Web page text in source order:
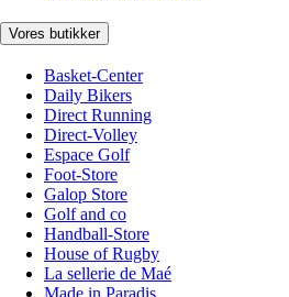
Vores butikker
Basket-Center
Daily Bikers
Direct Running
Direct-Volley
Espace Golf
Foot-Store
Galop Store
Golf and co
Handball-Store
House of Rugby
La sellerie de Maé
Made in Paradis